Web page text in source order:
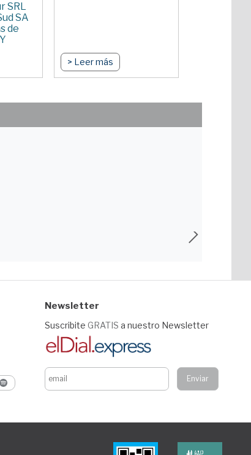
SRL
SA
de
> Leer más
Newsletter
Suscribite GRATIS a nuestro Newsletter